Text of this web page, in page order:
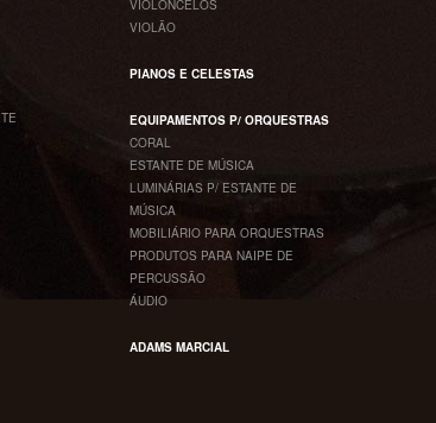
VIOLONCELOS
VIOLÃO
PIANOS E CELESTAS
EQUIPAMENTOS P/ ORQUESTRAS
CORAL
ESTANTE DE MÚSICA
LUMINÁRIAS P/ ESTANTE DE
MÚSICA
MOBILIÁRIO PARA ORQUESTRAS
PRODUTOS PARA NAIPE DE
PERCUSSÃO
ÁUDIO
ADAMS MARCIAL